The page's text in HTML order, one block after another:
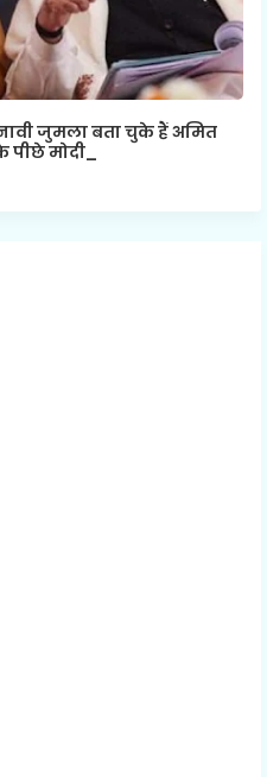
जुमला बता चुके हैं अमित
पीछे मोदी_